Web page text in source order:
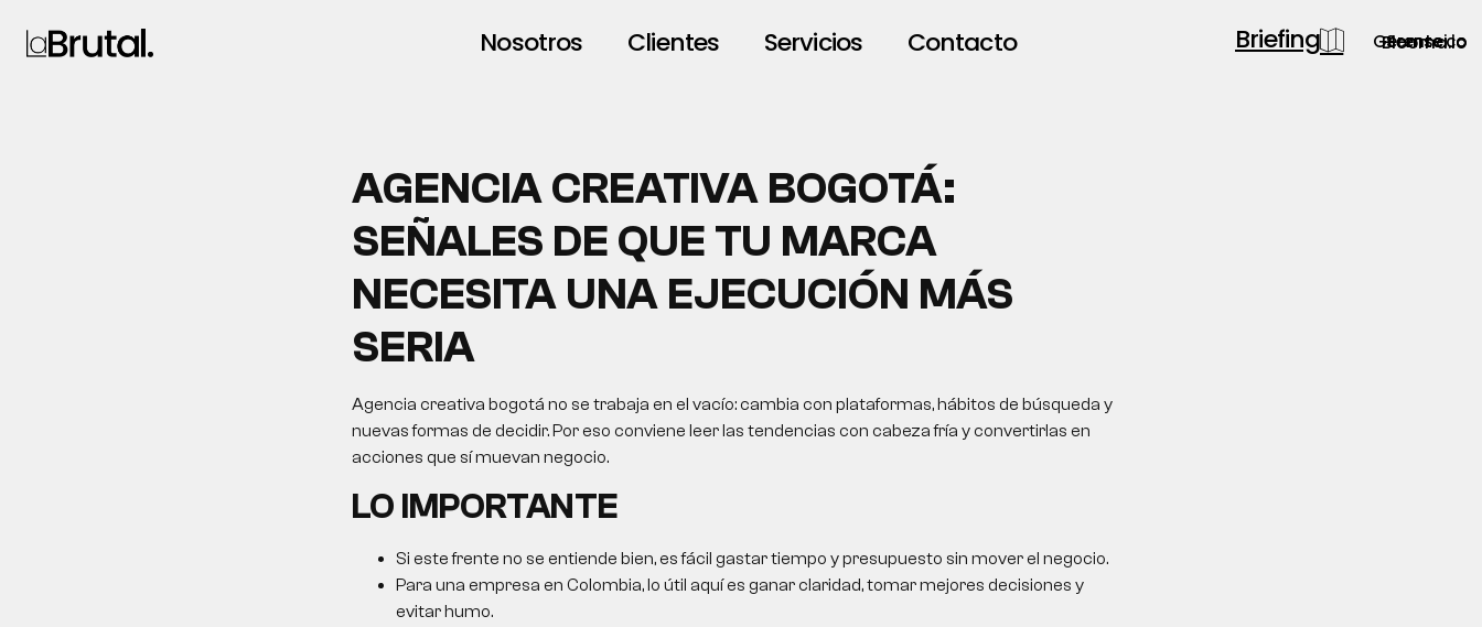
Nosotros Clientes Servicios Contacto Briefing Blooma.io
Semsei.io
Gerente.co
AGENCIA CREATIVA BOGOTÁ:
SEÑALES DE QUE TU MARCA
NECESITA UNA EJECUCIÓN MÁS
SERIA
Agencia creativa bogotá no se trabaja en el vacío: cambia con plataformas, hábitos de búsqueda y
nuevas formas de decidir. Por eso conviene leer las tendencias con cabeza fría y convertirlas en
acciones que sí muevan negocio.
LO IMPORTANTE
Si este frente no se entiende bien, es fácil gastar tiempo y presupuesto sin mover el negocio.
Para una empresa en Colombia, lo útil aquí es ganar claridad, tomar mejores decisiones y
evitar humo.